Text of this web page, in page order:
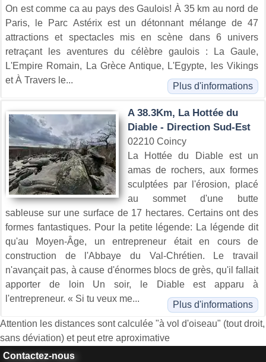
On est comme ca au pays des Gaulois! À 35 km au nord de
Paris, le Parc Astérix est un détonnant mélange de 47
attractions et spectacles mis en scène dans 6 univers
retraçant les aventures du célèbre gaulois : La Gaule,
L'Empire Romain, La Grèce Antique, L'Egypte, les Vikings
et À Travers le...
Plus d'informations
A 38.3Km, La Hottée du
Diable - Direction Sud-Est
02210 Coincy
La Hottée du Diable est un
amas de rochers, aux formes
sculptées par l'érosion, placé
au sommet d'une butte
sableuse sur une surface de 17 hectares. Certains ont des
formes fantastiques. Pour la petite légende: La légende dit
qu'au Moyen-Âge, un entrepreneur était en cours de
construction de l'Abbaye du Val-Chrétien. Le travail
n'avançait pas, à cause d'énormes blocs de grès, qu'il fallait
apporter de loin Un soir, le Diable est apparu à
l'entrepreneur. « Si tu veux me...
Plus d'informations
Attention les distances sont calculée "à vol d'oiseau" (tout droit,
sans déviation) et peut etre aproximative
Contactez-nous